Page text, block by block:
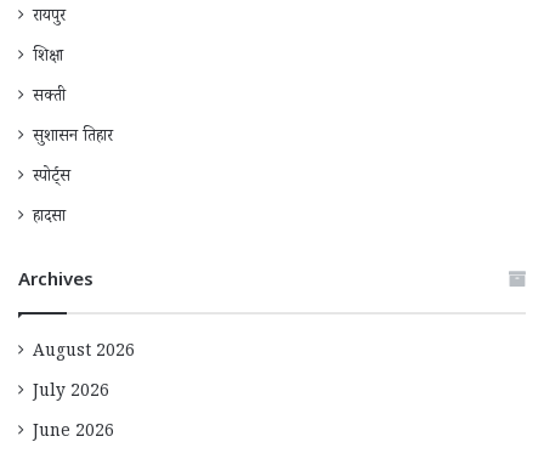
रायपुर
शिक्षा
सक्ती
सुशासन तिहार
स्पोर्ट्स
हादसा
Archives
August 2026
July 2026
June 2026